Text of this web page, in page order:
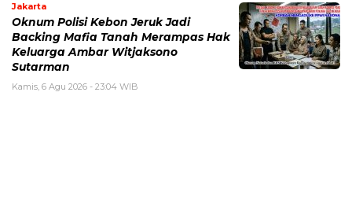
Jakarta
Oknum Polisi Kebon Jeruk Jadi
Backing Mafia Tanah Merampas Hak
Keluarga Ambar Witjaksono
Sutarman
Kamis, 6 Agu 2026 - 23:04 WIB